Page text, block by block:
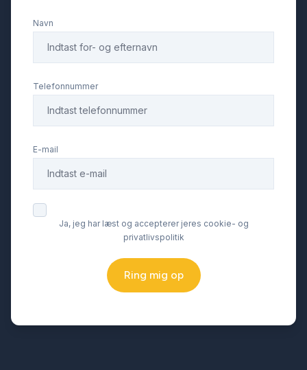
Elektrisk svingbart anhængertræk
Fjernbetjent centrallås
Fuldautomatisk klimaanlæg
Glastag
Højdejusterbare forsæder
Højdejusterbart førersæde
Navn
Telefonnummer
E-mail
Ja, jeg har læst og accepterer jeres cookie- og
privatlivspolitik
Ring mig op